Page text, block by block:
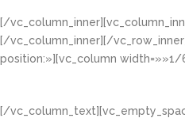
[/
[/vc_column_inner][/
position:»][vc_column
[/